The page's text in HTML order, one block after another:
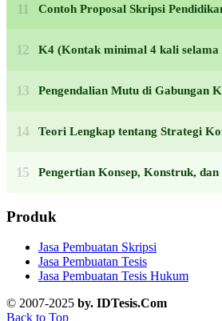
Contoh Proposal Skripsi
K4 (Kontak minimal 4 kali selama
Pengendalian Mutu di Gabungan
Teori Lengkap tentang Strategi
Pengertian Konsep, Konstruk,
Produk
Jasa Pembuatan Skripsi
Jasa Pembuatan Tesis
Jasa Pembuatan Tesis Hukum
© 2007-2025 by. IDTesis.Com
Back to Top